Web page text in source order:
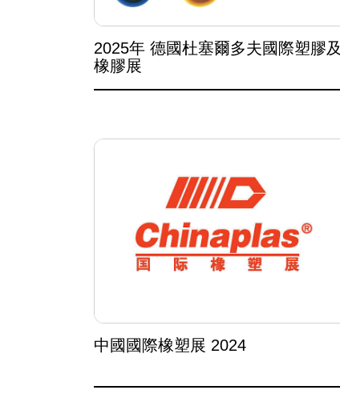
2025年 德國杜塞爾多夫國際塑膠及
橡膠展
中國國際橡塑展 2024